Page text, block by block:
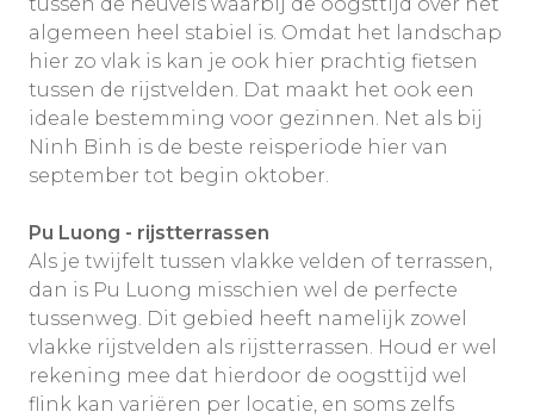
algemeen heel stabiel is. Omdat het landschap
hier zo vlak is kan je ook hier prachtig fietsen
tussen de rijstvelden. Dat maakt het ook een
ideale bestemming voor gezinnen. Net als bij
Ninh Binh is de beste reisperiode hier van
september tot begin oktober.
Pu Luong - rijstterrassen
Als je twijfelt tussen vlakke velden of terrassen,
dan is Pu Luong misschien wel de perfecte
tussenweg. Dit gebied heeft namelijk zowel
vlakke rijstvelden als rijstterrassen. Houd er wel
rekening mee dat hierdoor de oogsttijd wel
flink kan variëren per locatie, en soms zelfs